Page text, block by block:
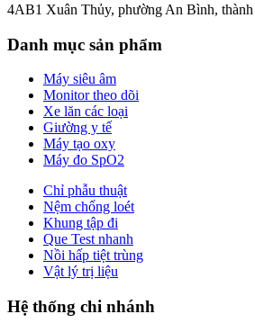
4AB1 Xuân Thủy, phường An Bình,
Danh mục sản phẩm
Máy siêu âm
Monitor theo dõi
Xe lăn các loại
Giường y tế
Máy tạo oxy
Máy đo SpO2
Chỉ phẫu thuật
Nệm chống loét
Khung tập đi
Que Test nhanh
Nồi hấp tiệt trùng
Vật lý trị liệu
Hệ thống chi nhánh